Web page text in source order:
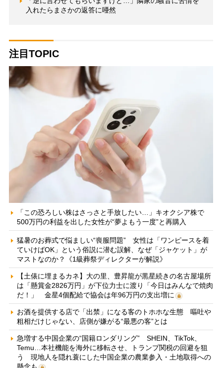
入れたらまさかの返答に唖然
注目TOPIC
「この恐ろしい株はさっさと手放したい…」キオクシア株で
500万円の利益を出した女性が“夢よもう一度”と再購入
猛暑のお葬式で悩ましい“喪服問題” 女性は「ワンピースを着
ていけばOK」という俗説に潜む誤解、なぜ「ジャケット」が
マストなのか？《1級葬祭ディレクターが解説》
【土俵に埋まるカネ】大の里、豊昇龍が黒星続きの名古屋場所
は「懸賞金2826万円」が下位力士に渡り「今日はみんなで焼肉
だ！」 金星4個配給で協会は年96万円の支出増に
お酒を提供する店で「出禁」になる客のトホホな生態 嘔吐や
粗相だけじゃない、店側が嫌がる“最悪の客”とは
急増する中国企業の“国籍ロンダリング” SHEIN、TikTok、
Temu…本社機能を海外に移転させ、トランプ関税の回避を狙
う 現地人を隠れ蓑にした中国企業の農業参入・土地取得への